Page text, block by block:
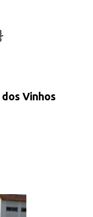
Vinhos